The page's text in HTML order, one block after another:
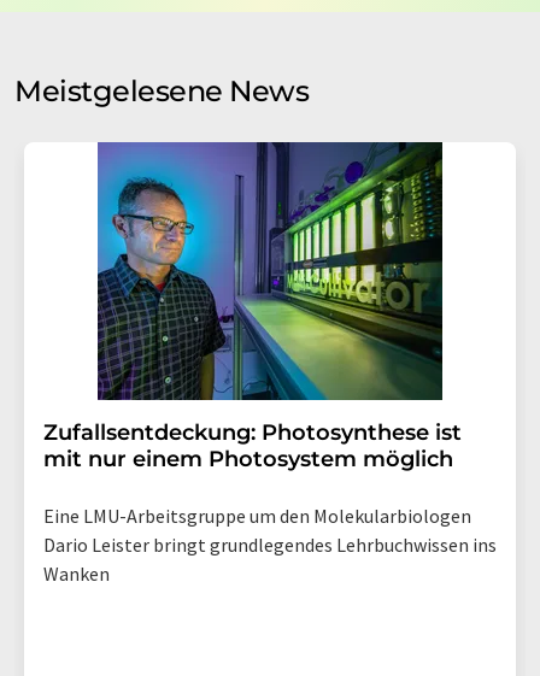
auf Basis unsererDatenschutzerklärung. LUMITOS darf
Meinungsforschung per E-Mail kontaktieren. Ihre
Einwilligung können Sie jederzeit ohne Angabe von
Str. 2, 12489 Berlin oder per E-Mail unter
widerruf@lumitos.com mit Wirkung für die Zukunft
widerrufen. Zudem ist in jeder E-Mail ein Link zur
Abbestellung des entsprechenden Newsletters
enthalten.
Meistgelesene News
Zufallsentdeckung: Photosynthese ist
mit nur einem Photosystem möglich
Eine LMU-Arbeitsgruppe um den Molekularbiologen
Dario Leister bringt grundlegendes Lehrbuchwissen ins
Wanken